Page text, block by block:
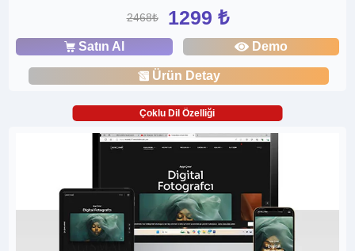
2468₺ 1299 ₺
Satın Al Demo
Ürün Detay
Çoklu Dil Özelliği